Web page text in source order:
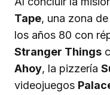
Tape, una zona
los años 80 con
Stranger Things
Ahoy, la pizzería
videojuegos